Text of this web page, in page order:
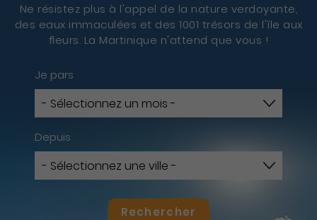
Ne résistez plus à l'appel de la nature verdoyante,
des eaux immaculées et des 1001 trésors de l'île aux
fleurs. La Martinique n'attend que vous !
Je pars
Depuis
Rechercher